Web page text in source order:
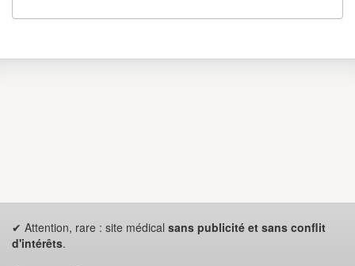
✔ Attention, rare : site médical sans publicité et sans conflit
d'intérêts.